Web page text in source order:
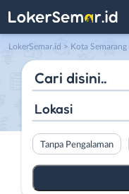
LokerSemar.id > Kota Semarang
Lokasi
Tanpa Pengalaman